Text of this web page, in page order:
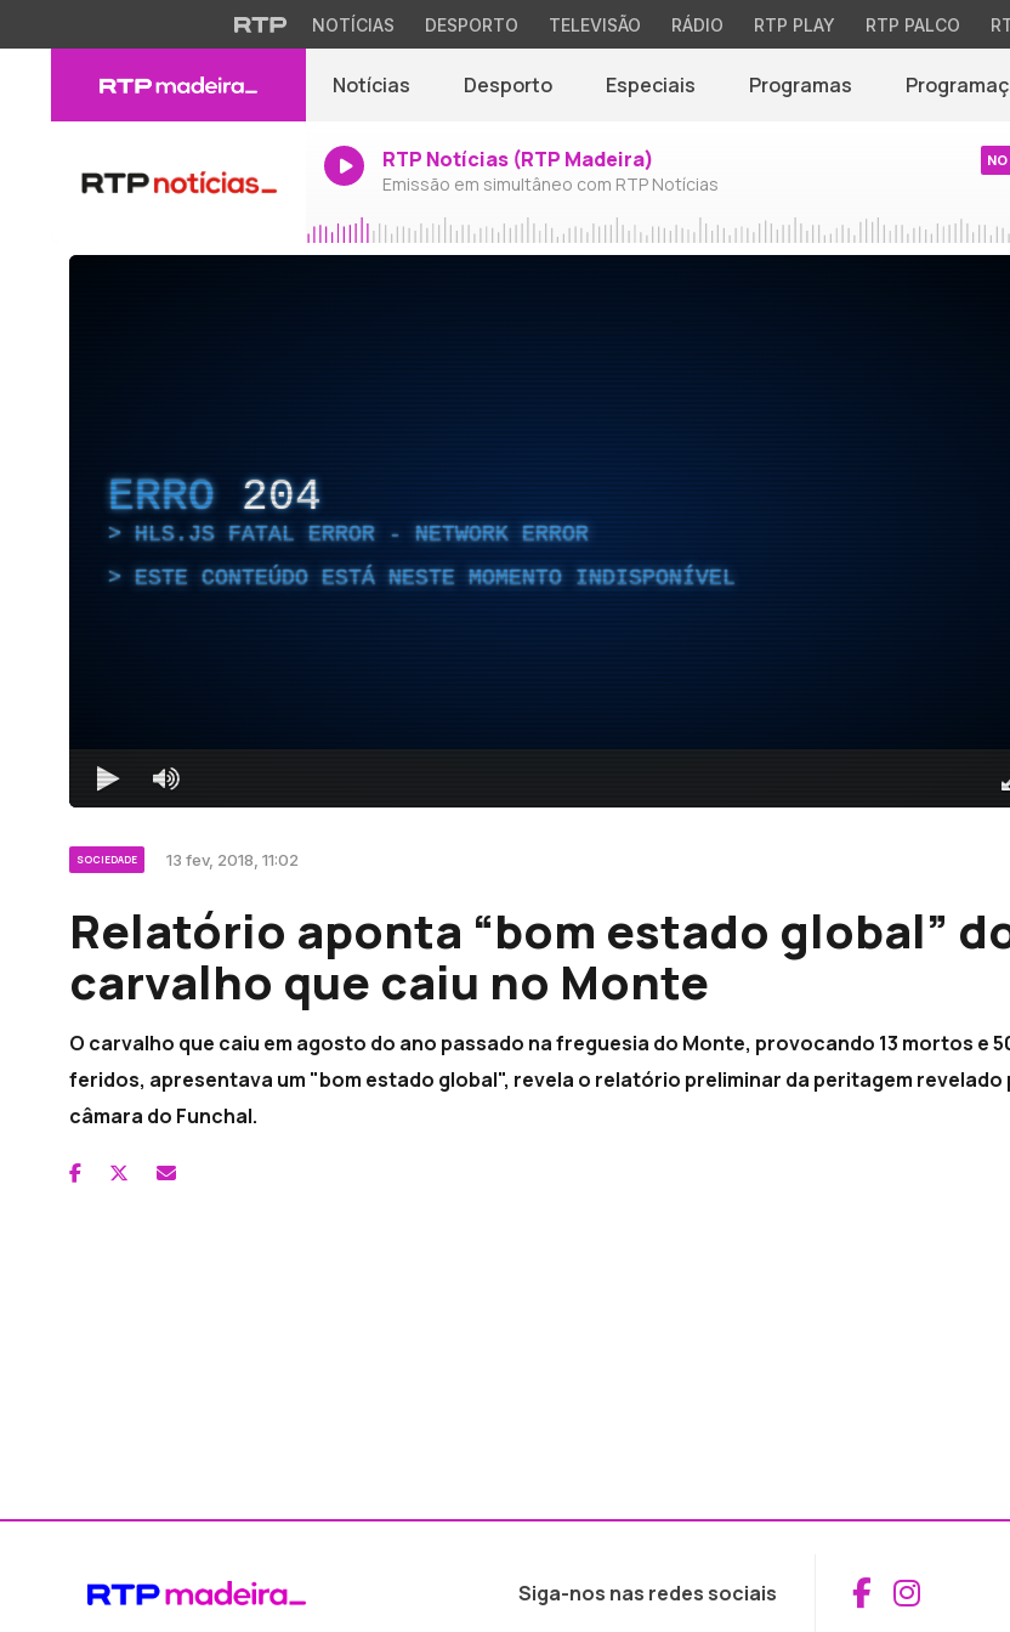
NOTÍCIAS DESPORTO TELEVISÃO RÁDIO RTP PLAY RTP PALCO
Notícias Desporto Especiais Programas
RTP Notícias (RTP Madeira)
Emissão em simultâneo com RTP Notícias
ERRO 204
HLS.JS FATAL ERROR - NETWORK ERROR
ESTE CONTEÚDO ESTÁ NESTE MOMENTO INDISPONÍVEL
SOCIEDADE 13 fev, 2018, 11:02
Relatório aponta “bom estado global”
carvalho que caiu no Monte
O carvalho que caiu em agosto do ano passado na freguesia do Monte, provocando 13 mortos e
feridos, apresentava um "bom estado global", revela o relatório preliminar da peritagem revelado
câmara do Funchal.
Siga-nos nas redes sociais Aceder